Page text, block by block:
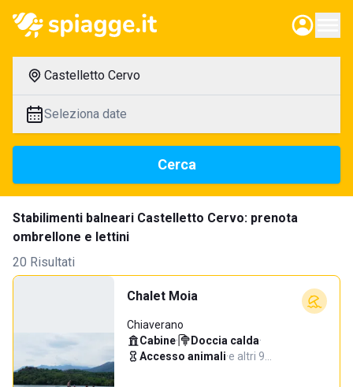
Castelletto Cervo
Seleziona date
Cerca
Stabilimenti balneari Castelletto Cervo: prenota
ombrellone e lettini
20 Risultati
Chalet Moia
Chiaverano
Cabine· Doccia calda·
Accesso animali·e altri 9…